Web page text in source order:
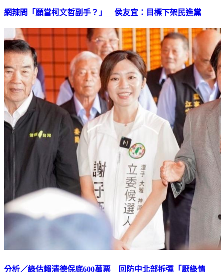
網辣問「願當柯文哲副手？」 侯友宜：目標下架民進黨
分析／綠估賴清德保底600萬票 回防中北部拆彈「厭綠情